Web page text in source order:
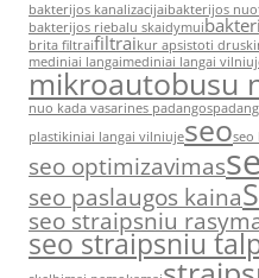
bakterijos kanalizacijaibakterijos
bakterijos riebalu skaidymui
brita filtraifiltraikur apsistoti
mediniai langaimediniai langai
mikroautobusu
nuo kada vasarines padangos
plastikiniai langai vilniujeseoseo
seo optimizavimas
seo paslaugos kaina
seo straipsniu
seo straipsniu